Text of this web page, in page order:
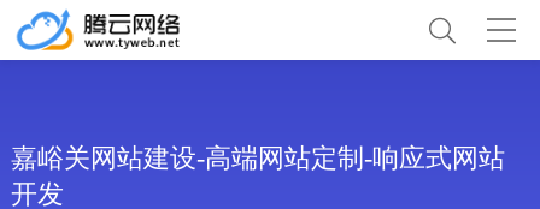
嘉峪关网站建设-高端网站定制-响应式网站
开发